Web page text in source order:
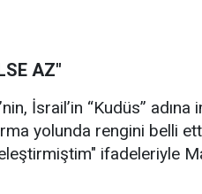
AZ"
İsrail’in “Kudüs”
yolunda rengini belli
ifadeleriyle